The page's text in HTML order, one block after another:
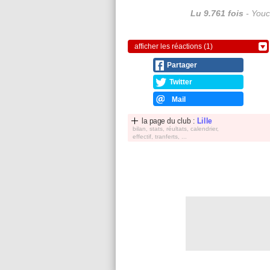
Lu 9.761 fois -
afficher les réactions (1)
Partager
Twitter
Mail
la page du club : Lille
bilan, stats, réultats, calendrier,
effectif, tranferts, ...